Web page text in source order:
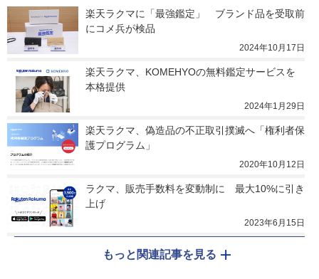
楽天ラクマに「最強鑑定」　ブランド品を受取前
にコメ兵が検品
2024年10月17日
楽天ラクマ、KOMEHYOの無料鑑定サービスを
本格提供
2024年1月29日
楽天ラクマ、偽造品の不正取引撲滅へ「権利者保
護プログラム」
2020年10月12日
ラクマ、販売手数料を変動制に　最大10%に引き
上げ
2023年6月15日
もっと関連記事を見る